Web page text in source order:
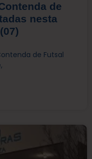
de
nesta
de Futsal